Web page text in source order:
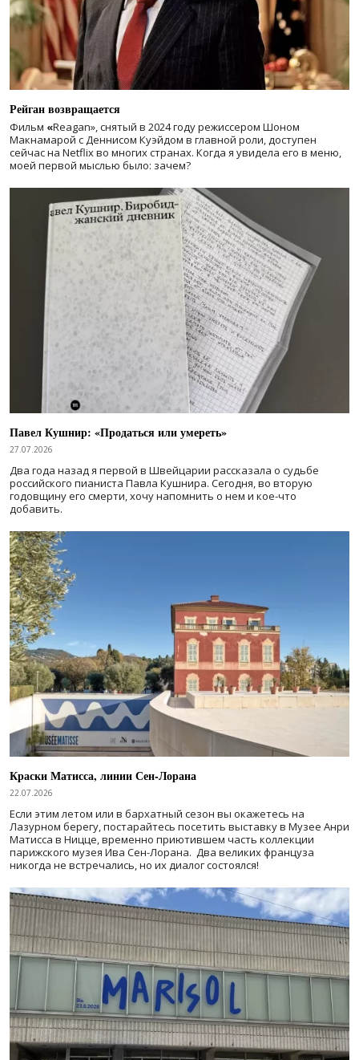
Рейган возвращается
Фильм «Reagan», снятый в 2024 годурежиссером Шоном
Макнамарой с Деннисом Куэйдом в главной роли, доступен
сейчас на Netflix во многих странах. Когда я увидела его в меню,
моей первой мыслью было: зачем?
Павел Кушнир: «Продаться или умереть»
27.07.2026
Два года назад я первой в Швейцарии рассказала о судьбе
российского пианиста Павла Кушнира. Сегодня, во вторую
годовщину его смерти, хочу напомнить о нем и кое-что
добавить.
Краски Матисса, линии Сен-Лорана
22.07.2026
Если этим летом или в бархатный сезон вы окажетесь на
Лазурном берегу, постарайтесь посетить выставку в Музее Анри
Матисса в Ницце, временно приютившем часть коллекции
парижского музея Ива Сен-Лорана. Два великих француза
никогда не встречались, но их диалог состоялся!